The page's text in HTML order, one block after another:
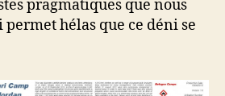
pragmatiques que nous
permet hélas que ce déni se